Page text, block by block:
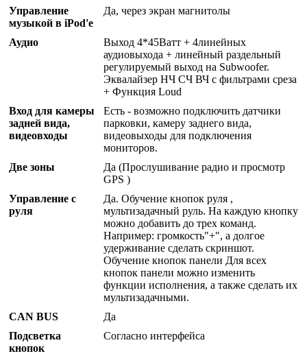
Управление
музыкой в iPod'е
Да, через экран магнитолы
Аудио
Выход 4*45Ватт + 4линейных
аудиовыхода + линейный раздельный
регулируемый выход на Subwoofer.
Эквалайзер НЧ СЧ ВЧ с фильтрами среза
+ Функция Loud
Вход для камеры
задней вида,
видеовходы
Есть - возможно подключить датчики
парковки, камеру заднего вида,
видеовыходы для подключения
мониторов.
Две зоны
Да (Прослушивание радио и просмотр
GPS )
Управление с
руля
Да. Обучение кнопок руля ,
мультизадачный руль. На каждую кнопку
можно добавить до трех команд.
Например: громкость"+", а долгое
удерживание сделать скриншот.
Обучение кнопок панели Для всех
кнопок панели можно изменить
функции исполнения, а также сделать их
мультизадачными.
CAN BUS
Да
Подсветка
кнопок
Согласно интерфейса